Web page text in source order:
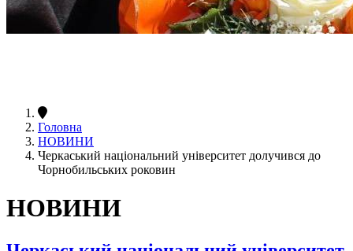
Головна
НОВИНИ
Черкаський національний університет долучився до
Чорнобильських роковин
НОВИНИ